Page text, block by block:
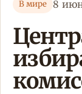
В мире 8